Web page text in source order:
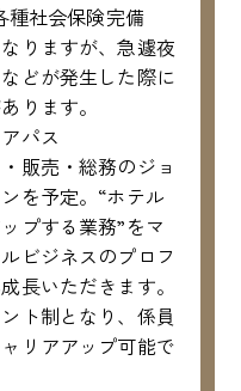
種社会保険完備
りますが、急遽夜
どが発生した際に
ります。
パス
販売・総務のジョ
を予定。“ホテル
プする業務”をマ
ビジネスのプロフ
長いただきます。
ト制となり、係員
リアアップ可能で